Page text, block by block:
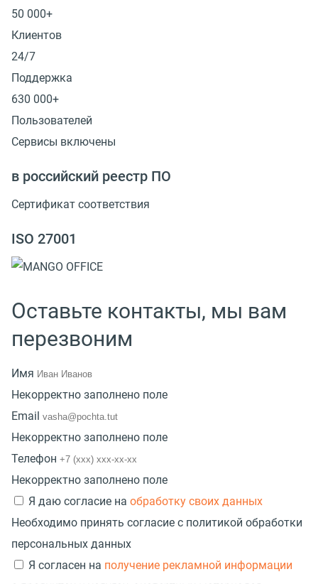
50 000+
Клиентов
24/7
Поддержка
630 000+
Пользователей
Сервисы включены
в российский реестр ПО
Сертификат соответствия
ISO 27001
Оставьте контакты, мы вам
перезвоним
Имя
Некорректно заполнено поле
Email
Некорректно заполнено поле
Телефон
Некорректно заполнено поле
Я даю согласие на обработку своих данных
Необходимо принять согласие с политикой обработки
персональных данных
Я согласен на получение рекламной информации